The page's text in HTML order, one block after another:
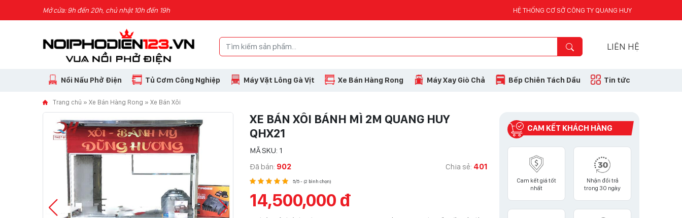
Skip to contentMở cửa: 9h đến 20h, chủ nhật 10h đến 19h HỆ THỐNG CƠ SỞ CÔNG TY QUANG HUY
LIÊN HỆ
Nồi Nấu Phở Điện Tủ Cơm Công Nghiệp Máy Vặt Lông Gà Vịt Xe Bán Hàng Rong Máy Xay Giò Chả Bếp Chiên Tách Dầu Tin tức
Trang chủ » Xe Bán Hàng Rong » Xe Bán Xôi
XE BÁN XÔI BÁNH MÌ 2M QUANG HUY
QHX21
MÃ SKU: 1
Đã bán: 902 Chia sẻ: 401
5/5 - (2 bình chọn)
14,500,000 đ
CAM KẾT KHÁCH HÀNG
Cam kết giá tốt
nhất
Nhận đổi trả
trong 30 ngày